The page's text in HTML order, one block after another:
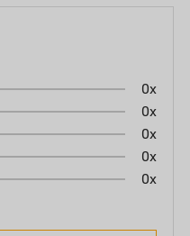
0x
0x
0x
0x
0x